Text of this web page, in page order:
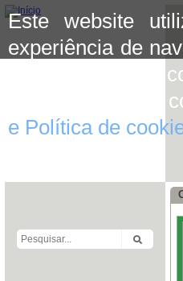
Este website
experiência de
aceitar o uso de
mais informação
e Política de